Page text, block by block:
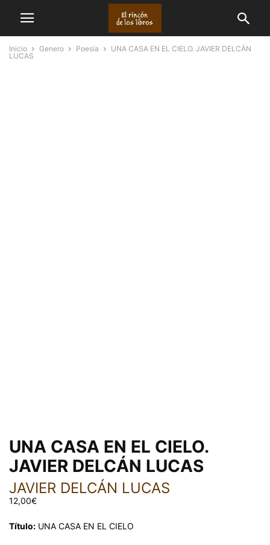
Inicio Genero Poesía
UNA CASA EN EL CIELO. JAVIER DELCÁN
LUCAS
UNA CASA EN EL CIELO.
JAVIER DELCÁN LUCAS
JAVIER DELCÁN LUCAS
12,00€
Título: UNA CASA EN EL CIELO